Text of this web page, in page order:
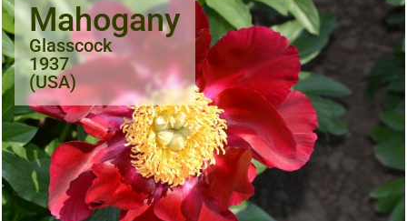
Mahogany
Glasscock
1937
(USA)